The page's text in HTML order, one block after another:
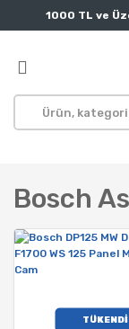
1000 TL ve
Bosch
TÜKENDİ